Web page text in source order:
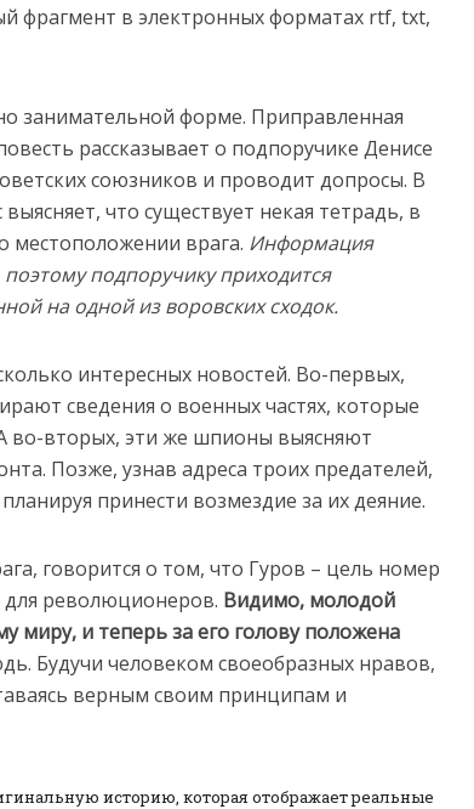
фрагмент в электронных форматах rtf, txt,
занимательной форме. Приправленная
рассказывает о подпоручике Денисе
союзников и проводит допросы. В
что существует некая тетрадь, в
местоположении врага. Информация
подпоручику приходится
на одной из воровских сходок.
интересных новостей. Во-первых,
сведения о военных частях, которые
во-вторых, эти же шпионы выясняют
Позже, узнав адреса троих предателей,
принести возмездие за их деяние.
говорится о том, что Гуров – цель номер
для революционеров. Видимо, молодой
миру, и теперь за его голову положена
Будучи человеком своеобразных нравов,
верным своим принципам и
историю, которая отображает реальные